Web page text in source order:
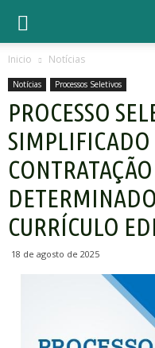
Inicio Notícias
Notícias Processos Seletivos
PROCESSO
SIMPLIFICADO
CURRÍCULO
18 de agosto de 2025